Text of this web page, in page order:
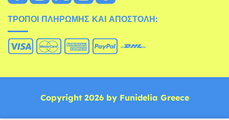
ΤΡΌΠΟΙ ΠΛΗΡΩΜΉΣ ΚΑΙ ΑΠΟΣΤΟΛΉ:
Copyright 2026 by Funidelia Greece